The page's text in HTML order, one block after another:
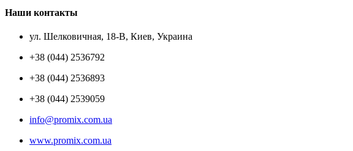
Наши контакты
ул. Шелковичная, 18-В, Киев, Украина
+38 (044) 2536792
+38 (044) 2536893
+38 (044) 2539059
info@promix.com.ua
www.promix.com.ua